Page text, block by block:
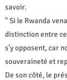
savoir.
" Si le Rwanda
distinction entre
s'y opposent, car
souveraineté et
De son côté, le